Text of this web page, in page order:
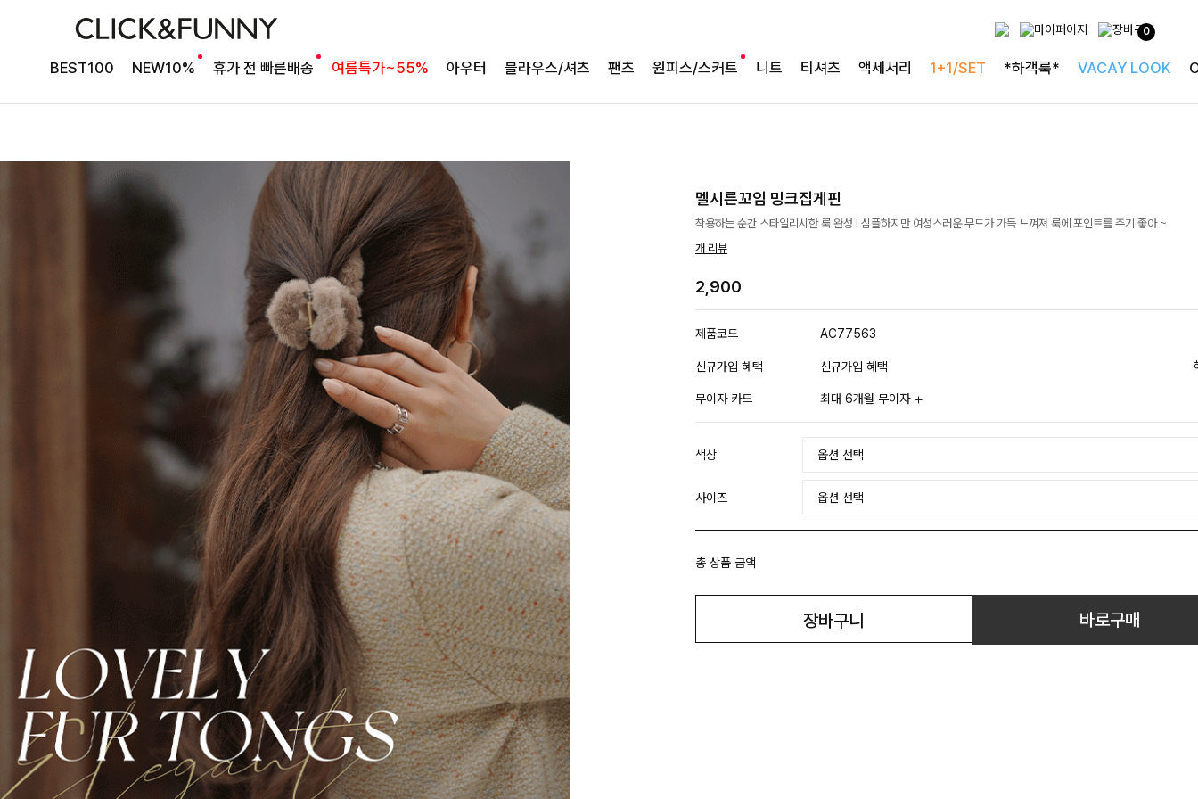
0
BEST100 NEW10% 휴가 전 빠른배송 여름특가~55% 아우터 블라우스/셔츠 팬츠 원피스/스커트 니트 티셔츠 액세서리 1+1/SET *하객룩* VACAY LOOK
멜시른꼬임 밍크집게핀
착용하는 순간 스타일리시한 룩 완성 ! 심플하지만 여성스러운 무드가 가득 느껴져 룩에 포인트를 주기 좋아 ~
개 리뷰
2,900
제품코드 AC77563
신규가입 혜택 신규가입 혜택
무이자 카드 최대 6개월 무이자
색상
사이즈
총 상품 금액
장바구니 바로구매